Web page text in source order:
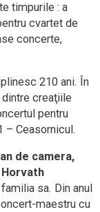
timpurile : a
cvartet de
concerte,
210 ani. În
creaţiile
pentru
– Ceasornicul.
de camera,
sa. Din anul
maestru cu